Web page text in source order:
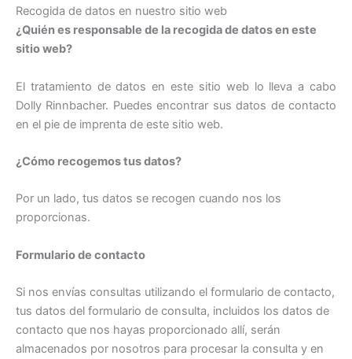
Recogida de datos en nuestro sitio web
¿Quién es responsable de la recogida de datos en este
sitio web?
El tratamiento de datos en este sitio web lo lleva a cabo
Dolly Rinnbacher. Puedes encontrar sus datos de contacto
en el pie de imprenta de este sitio web.
¿Cómo recogemos tus datos?
Por un lado, tus datos se recogen cuando nos los
proporcionas.
Formulario de contacto
Si nos envías consultas utilizando el formulario de contacto,
tus datos del formulario de consulta, incluidos los datos de
contacto que nos hayas proporcionado allí, serán
almacenados por nosotros para procesar la consulta y en